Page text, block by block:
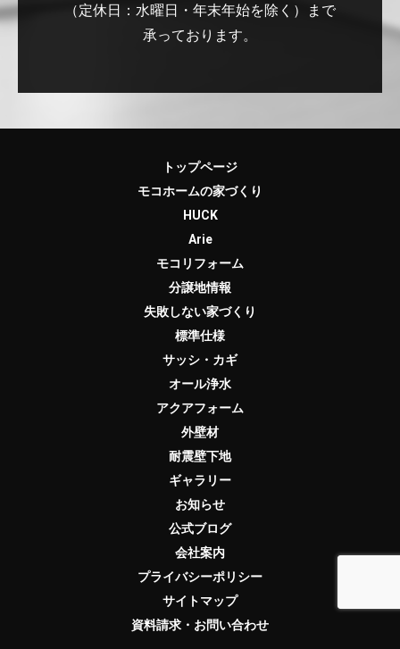
（定休日：水曜日・年末年始を除く）まで
承っております。
トップページ
モコホームの家づくり
HUCK
Arie
モコリフォーム
分譲地情報
失敗しない家づくり
標準仕様
サッシ・カギ
オール浄水
アクアフォーム
外壁材
耐震壁下地
ギャラリー
お知らせ
公式ブログ
会社案内
プライバシーポリシー
サイトマップ
資料請求・お問い合わせ